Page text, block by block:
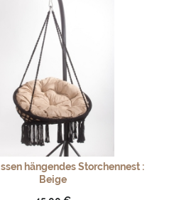
hängendes Storchennest :
Beige